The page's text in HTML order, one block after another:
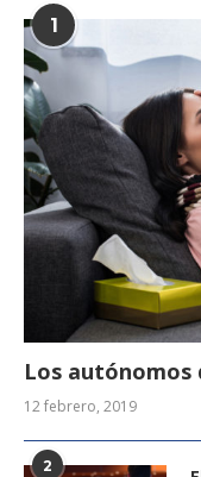
1
Los autónomos
12 febrero, 2019
2